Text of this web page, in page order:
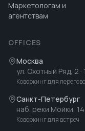
Маркетологам и
агентствам
OFFICES
Москва
ул. Охотный Ряд, 2
Коворкинг для
Санкт-Петербург
наб. реки Мойки, 14
Коворкинг для встреч